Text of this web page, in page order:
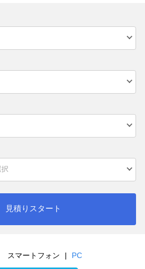
見積りスタート
スマートフォン | PC